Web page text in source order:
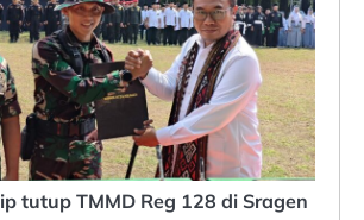
tutup TMMD Reg 128 di Sragen